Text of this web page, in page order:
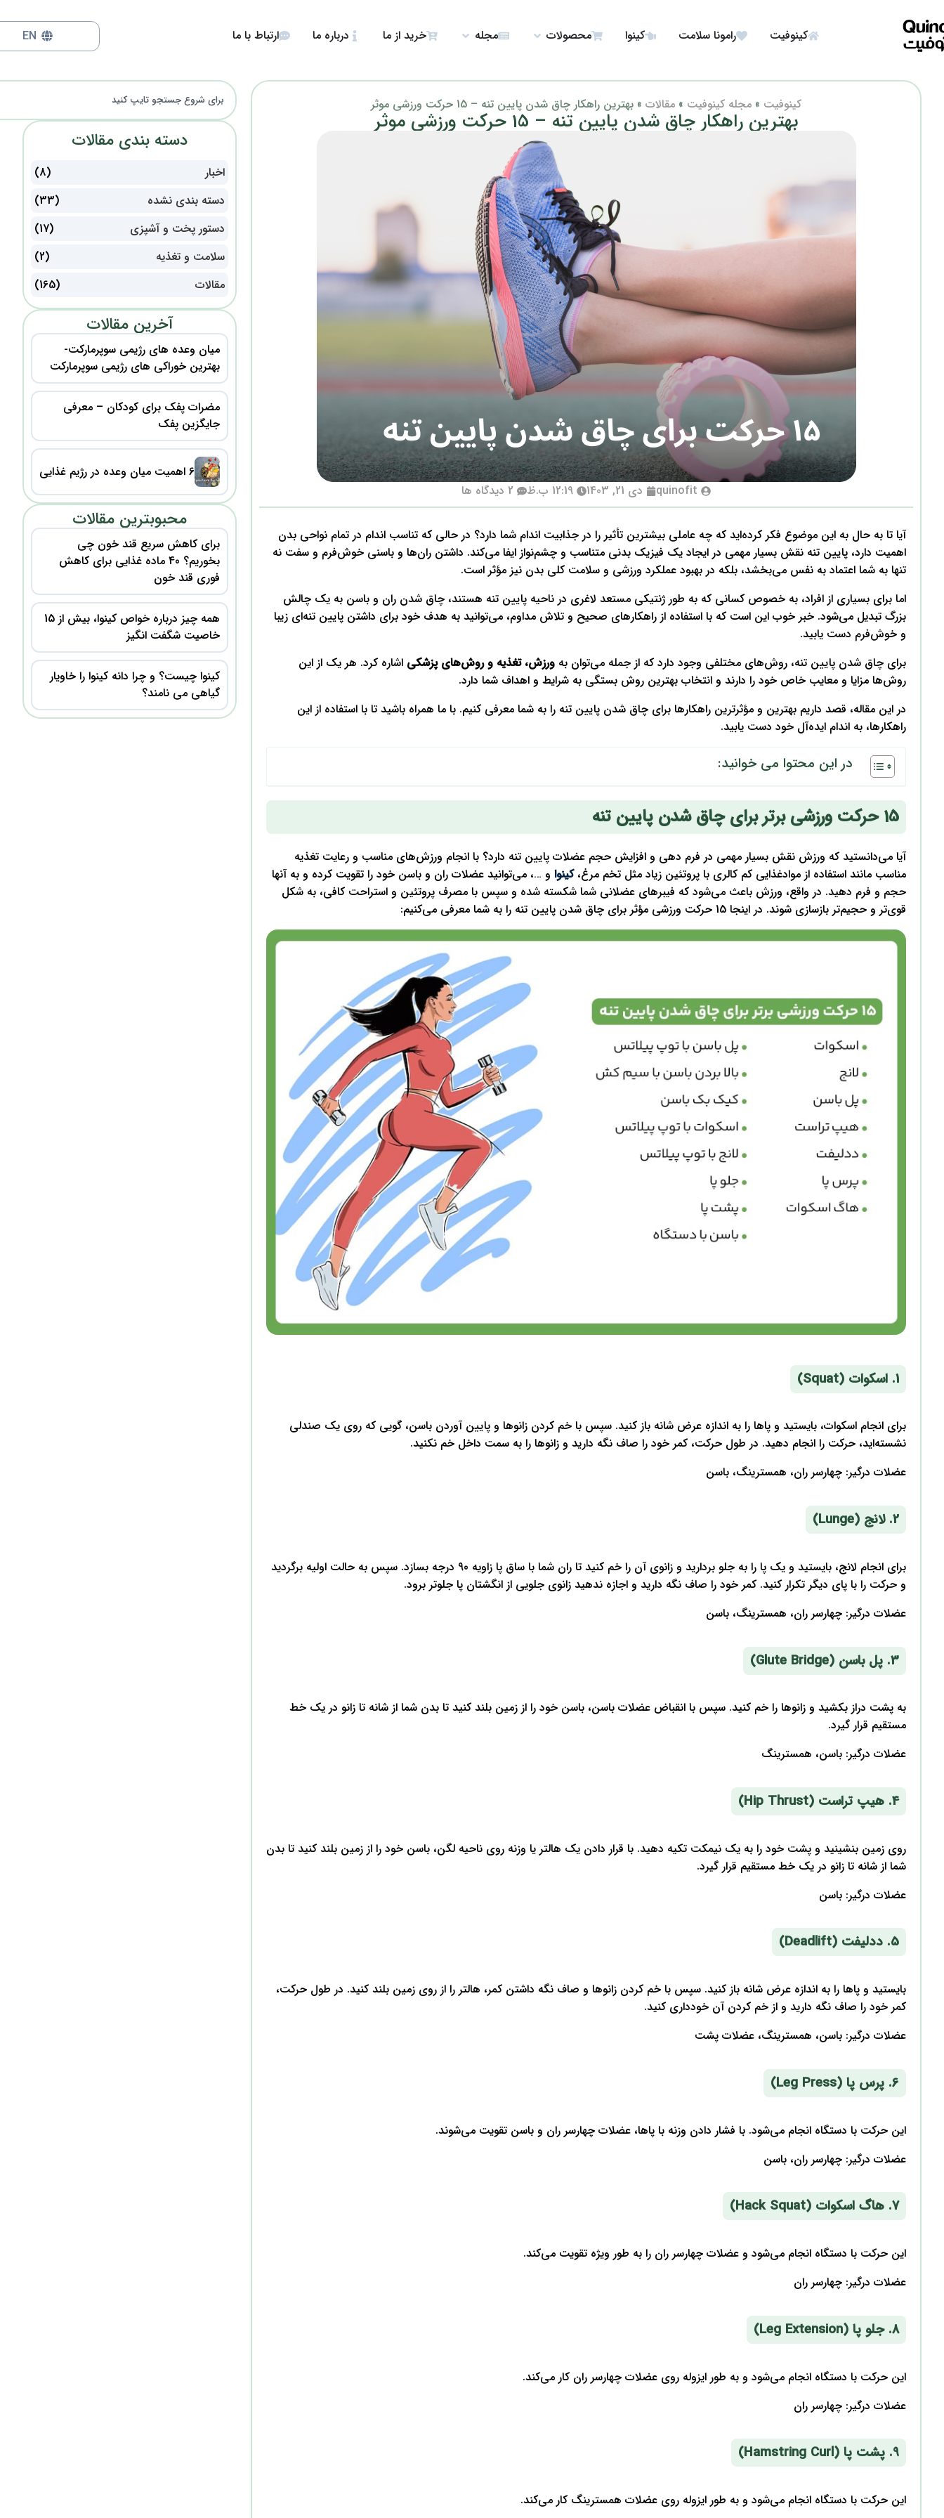
کینوفیت رامونا سلامت کینوا محصولات مجله خرید از ما درباره ما ارتباط با ما EN
کینوفیت » مجله کینوفیت » مقالات » بهترین راهکار چاق شدن پایین تنه – 15 حرکت ورزشی موثر
بهترین راهکار چاق شدن پایین تنه – 15 حرکت ورزشی موثر
quinofit دی 21, 1403 12:19 ب.ظ 2 دیدگاه ها
آیا تا به حال به این موضوع فکر کرده‌اید که چه عاملی بیشترین تأثیر را در جذابیت اندام شما دارد؟ در حالی که تناسب اندام در تمام نواحی بدن
اهمیت دارد، پایین تنه نقش بسیار مهمی در ایجاد یک فیزیک بدنی متناسب و چشم‌نواز ایفا می‌کند. داشتن ران‌ها و باسنی خوش‌فرم و سفت نه
تنها به شما اعتماد به نفس می‌بخشد، بلکه در بهبود عملکرد ورزشی و سلامت کلی بدن نیز مؤثر است.
اما برای بسیاری از افراد، به خصوص کسانی که به طور ژنتیکی مستعد لاغری در ناحیه پایین تنه هستند، چاق شدن ران و باسن به یک چالش
بزرگ تبدیل می‌شود. خبر خوب این است که با استفاده از راهکارهای صحیح و تلاش مداوم، می‌توانید به هدف خود برای داشتن پایین تنه‌ای زیبا
و خوش‌فرم دست یابید.
برای چاق شدن پایین تنه، روش‌های مختلفی وجود دارد که از جمله می‌توان به ورزش، تغذیه و روش‌های پزشکی اشاره کرد. هر یک از این
روش‌ها مزایا و معایب خاص خود را دارند و انتخاب بهترین روش بستگی به شرایط و اهداف شما دارد.
در این مقاله، قصد داریم بهترین و مؤثرترین راهکارها برای چاق شدن پایین تنه را به شما معرفی کنیم. با ما همراه باشید تا با استفاده از این
راهکارها، به اندام ایده‌آل خود دست یابید.
در این محتوا می خوانید:
15 حرکت ورزشی برتر برای چاق شدن پایین تنه
آیا می‌دانستید که ورزش نقش بسیار مهمی در فرم دهی و افزایش حجم عضلات پایین تنه دارد؟ با انجام ورزش‌های مناسب و رعایت تغذیه
مناسب مانند استفاده از موادغذایی کم کالری با پروتئین زیاد مثل تخم مرغ،کینوا و …، می‌توانید عضلات ران و باسن خود را تقویت کرده و به آنها
حجم و فرم دهید. در واقع، ورزش باعث می‌شود که فیبرهای عضلانی شما شکسته شده و سپس با مصرف پروتئین و استراحت کافی، به شکل
قوی‌تر و حجیم‌تر بازسازی شوند. در اینجا 15 حرکت ورزشی مؤثر برای چاق شدن پایین تنه را به شما معرفی می‌کنیم:
1. اسکوات (Squat)
برای انجام اسکوات، بایستید و پاها را به اندازه عرض شانه باز کنید. سپس با خم کردن زانوها و پایین آوردن باسن، گویی که روی یک صندلی
نشسته‌اید، حرکت را انجام دهید. در طول حرکت، کمر خود را صاف نگه دارید و زانوها را به سمت داخل خم نکنید.
عضلات درگیر: چهارسر ران، همسترینگ، باسن
2. لانج (Lunge)
برای انجام لانج، بایستید و یک پا را به جلو بردارید و زانوی آن را خم کنید تا ران شما با ساق پا زاویه 90 درجه بسازد. سپس به حالت اولیه برگردید
و حرکت را با پای دیگر تکرار کنید. کمر خود را صاف نگه دارید و اجازه ندهید زانوی جلویی از انگشتان پا جلوتر برود.
عضلات درگیر: چهارسر ران، همسترینگ، باسن
3. پل باسن (Glute Bridge)
به پشت دراز بکشید و زانوها را خم کنید. سپس با انقباض عضلات باسن، باسن خود را از زمین بلند کنید تا بدن شما از شانه تا زانو در یک خط
مستقیم قرار گیرد.
عضلات درگیر: باسن، همسترینگ
4. هیپ تراست (Hip Thrust)
روی زمین بنشینید و پشت خود را به یک نیمکت تکیه دهید. با قرار دادن یک هالتر یا وزنه روی ناحیه لگن، باسن خود را از زمین بلند کنید تا بدن
شما از شانه تا زانو در یک خط مستقیم قرار گیرد.
عضلات درگیر: باسن
5. ددلیفت (Deadlift)
بایستید و پاها را به اندازه عرض شانه باز کنید. سپس با خم کردن زانوها و صاف نگه داشتن کمر، هالتر را از روی زمین بلند کنید. در طول حرکت،
کمر خود را صاف نگه دارید و از خم کردن آن خودداری کنید.
عضلات درگیر: باسن، همسترینگ، عضلات پشت
6. پرس پا (Leg Press)
این حرکت با دستگاه انجام می‌شود. با فشار دادن وزنه با پاها، عضلات چهارسر ران و باسن تقویت می‌شوند.
عضلات درگیر: چهارسر ران، باسن
7. هاگ اسکوات (Hack Squat)
این حرکت با دستگاه انجام می‌شود و عضلات چهارسر ران را به طور ویژه تقویت می‌کند.
عضلات درگیر: چهارسر ران
8. جلو پا (Leg Extension)
این حرکت با دستگاه انجام می‌شود و به طور ایزوله روی عضلات چهارسر ران کار می‌کند.
عضلات درگیر: چهارسر ران
9. پشت پا (Hamstring Curl)
این حرکت با دستگاه انجام می‌شود و به طور ایزوله روی عضلات همسترینگ کار می‌کند.
دسته بندی مقالات
اخبار
(8)
دسته بندی نشده
(33)
دستور پخت و آشپزی
(17)
سلامت و تغذیه
(2)
مقالات
(165)
آخرین مقالات
میان وعده های رژیمی سوپرمارکت-
بهترین خوراکی های رژیمی سوپرمارکت
مضرات پفک برای کودکان – معرفی
جایگزین پفک
6 اهمیت میان وعده در رژیم غذایی
محبوبترین مقالات
برای کاهش سریع قند خون چی
بخوریم؟ 40 ماده غذایی برای کاهش
فوری قند خون
همه چیز درباره خواص کینوا، بیش از 15
خاصیت شگفت انگیز
کینوا چیست؟ و چرا دانه کینوا را خاویار
گیاهی می نامند؟